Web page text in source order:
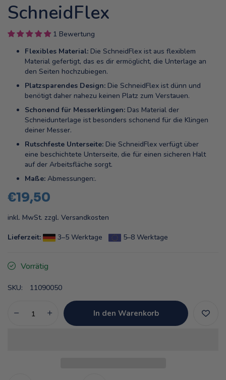
SchneidFlex
1 Bewertung
Flexibles Material: Die SchneidFlex ist aus flexiblem
Material gefertigt, das es dir ermöglicht, die Unterlage an
den Seiten hochzubiegen.
Platzsparendes Design: Die SchneidFlex ist dünn und
benötigt daher nahezu keinen Platz zum Verstauen.
Schonend für Messerklingen: Das Material der
Schneidunterlage ist besonders schonend für die Klingen
deiner Messer.
Rutschfeste Unterseite: Die SchneidFlex verfügt über
eine beschichtete Unterseite, die für einen sicheren Halt
auf der Arbeitsfläche sorgt.
Maße: Abmessungen:.
€19,50
inkl. MwSt. zzgl. Versandkosten
Lieferzeit: 3–5 Werktage 5–8 Werktage
Vorrätig
SKU: 11090050
In den Warenkorb